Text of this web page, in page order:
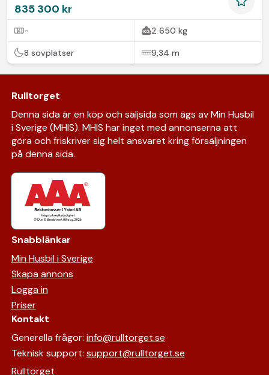
835 300 kr
- 2 650 kg
8 sovplatser 9,34 m
Rulltorget
Denna sida är en köp och säljsida som ägs av Min Husbil
i Sverige (MHIS). MHIS har inget med annonserna att
göra och friskriver sig helt ansvaret kring försäljningen
på denna sida.
Snabblänkar
Min Husbil i Sverige
Skapa annons
Logga in
Priser
Kontakt
Generella frågor: info@rulltorget.se
Teknisk support: support@rulltorget.se
Rulltorget